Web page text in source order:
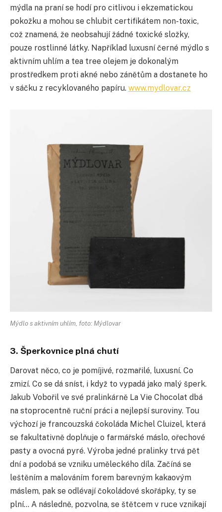
mýdla na praní se hodí pro citlivou i ekzematickou
pokožku a mohou se chlubit certifikátem non-toxic,
což znamená, že neobsahují žádné toxické složky,
pouze rostlinné látky. Například luxusní černé mýdlo s
aktivním uhlím a tea tree olejem je dokonalým
prostředkem proti akné nebo zánětům a dostanete ho
v sáčku z recyklovaného papíru. www.mydlovar.cz
Mýdlo s aktivním uhlím, foto: Mýdlovar
3. Šperkovnice plná chutí
Darovat něco, co je pomíjivé, rozmařilé, luxusní. Co
zmizí. Co se dá sníst, i když to vypadá jako malý šperk.
Jakub Vobořil ve své pralinkárně La Vie Chocolat dbá
na stoprocentně ruční práci a nejlepší suroviny. Tou
výchozí je francouzská čokoláda Michel Cluizel, která
se fakultativně doplňuje o farmářské máslo, ořechové
pasty a ovocná pyré. Výroba jedné pralinky trvá pět
dní a podobá se vzniku uměleckého díla. Začíná se
leštěním a malováním forem barevným kakaovým
máslem, pak se odlévají čokoládové skořápky, ty se
plní… A následně, pozvolna, se štětcem v ruce vznikají